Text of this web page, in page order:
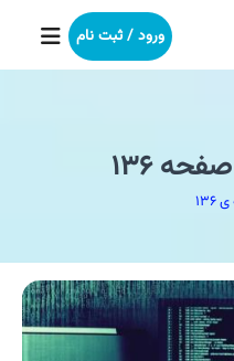
ورود / ثبت نام
۱۳۶